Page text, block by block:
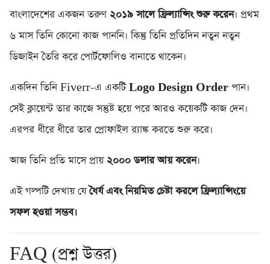
বাংলাদেশের একজন তরুণ ২০১৯ সালে ফ্রিল্যান্সিং শুরু করেন। প্রথম
৬ মাস তিনি কোনো কাজ পাননি। কিন্তু তিনি প্রতিদিন নতুন নতুন
ডিজাইন তৈরি করে পোর্টফোলিও বানাতে থাকেন।
একদিন তিনি Fiverr-এ একটিLogo Design Order পান।
সেই ক্লায়েন্ট তার কাজে সন্তুষ্ট হয়ে পরে আরও কয়েকটি কাজ দেন।
এরপর ধীরে ধীরে তার প্রোফাইল র‍্যাঙ্ক করতে শুরু করে।
আজ তিনি প্রতি মাসে প্রায় ২০০০ ডলার আয় করেন।
এই গল্পটি দেখায় যেধৈর্য এবং নিয়মিত চেষ্টা করলে ফ্রিল্যান্সিংয়ে
সফল হওয়া সম্ভব।
FAQ (প্রশ্ন উত্তর)